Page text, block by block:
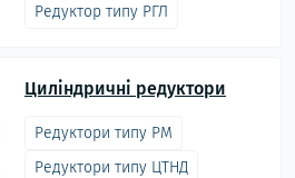
Редуктор типу РГЛ
Циліндричні редуктори
Редуктори типу РМ
Редуктори типу ЦТНД